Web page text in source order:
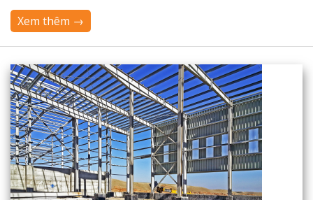
Xem thêm →